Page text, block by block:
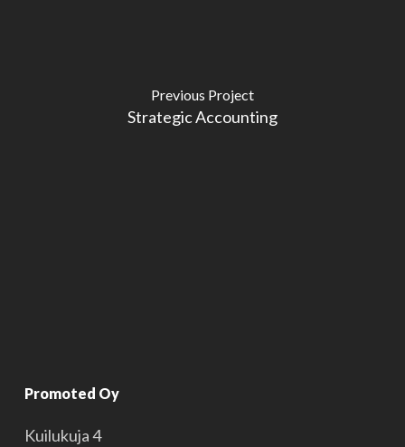
Previous Project
Strategic Accounting
Promoted Oy
Kuilukuja 4